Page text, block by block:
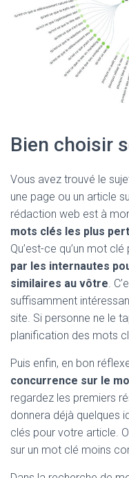
Bien choisir
Vous avez trouvé le
une page ou un article
rédaction web est à
mots clés les plus
Qu’est-ce qu’un mot clé
par les internautes
similaires au vôtre .
suffisamment
site. Si personne ne le
planification des mots
Puis enfin, en bon
concurrence sur le
regardez les premiers
donnera déjà quelques
clés pour votre article.
sur un mot clé moins